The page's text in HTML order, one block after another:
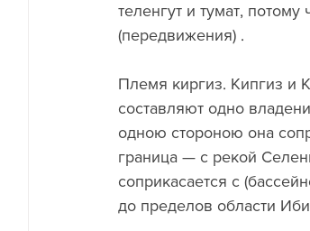
теленгут и тумат,
(передвижения) .
Племя киргиз. Кипгиз и
составляют одно
одною стороною она
граница — с рекой
соприкасается с
до пределов области